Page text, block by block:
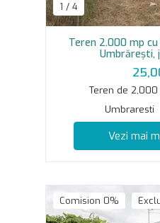
1 / 4
Teren 2.000 mp
Umbrărești,
Teren de
Umbraresti
Vezi mai
Comision 0%